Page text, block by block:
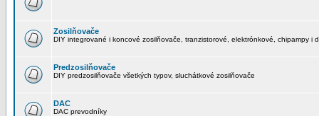
Zosilňovače
DIY integrované i koncové zosilňovače, tranzistorové, elektrónkové, chipampy i
Predzosilňovače
DIY predzosilňovače všetkých typov, sluchátkové zosilňovače
DAC
DAC prevodníky